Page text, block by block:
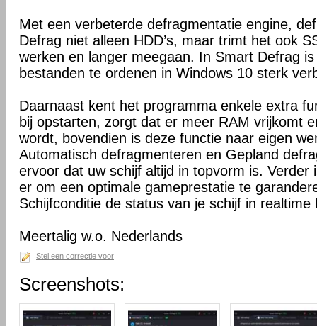
Met een verbeterde defragmentatie engine,
Defrag niet alleen HDD’s, maar trimt het ook
werken en langer meegaan. In Smart Defrag
bestanden te ordenen in Windows 10 sterk
Daarnaast kent het programma enkele extra
bij opstarten, zorgt dat er meer RAM vrijkomt
wordt, bovendien is deze functie naar eigen
Automatisch defragmenteren en Gepland
ervoor dat uw schijf altijd in topvorm is. Verder
er om een optimale gameprestatie te
Schijfconditie de status van je schijf in realtime
Meertalig w.o. Nederlands
Stel een correctie voor
Screenshots: